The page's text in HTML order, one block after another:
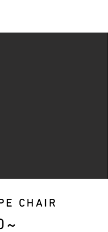
～
CHAIR